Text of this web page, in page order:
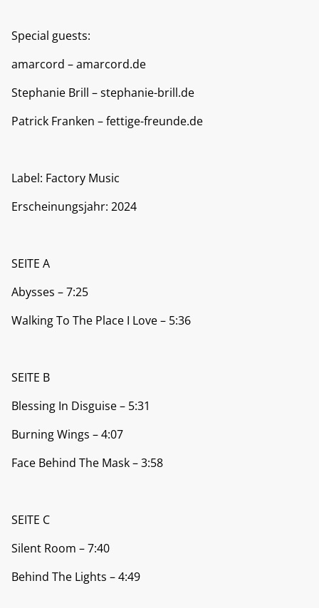
Special guests:
amarcord – amarcord.de
Stephanie Brill – stephanie-brill.de
Patrick Franken – fettige-freunde.de
Label: Factory Music
Erscheinungsjahr: 2024
SEITE A
Abysses – 7:25
Walking To The Place I Love – 5:36
SEITE B
Blessing In Disguise – 5:31
Burning Wings – 4:07
Face Behind The Mask – 3:58
SEITE C
Silent Room – 7:40
Behind The Lights – 4:49